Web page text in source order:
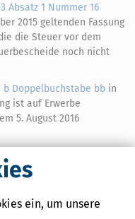
ein, um unsere
Absatz 1 Nummer 16
2015 geltenden Fassung
die Steuer vor dem
noch nicht
b Doppelbuchstabe bb in
ist auf Erwerbe
5. August 2016
2016 (BGBl. I S. 2464)
Satz 3 und 4in der Fassung